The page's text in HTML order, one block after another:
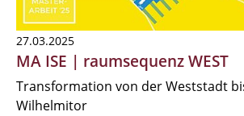
27.03.2025
MA ISE | raumsequenz WEST
Transformation von der Weststadt
Wilhelmitor